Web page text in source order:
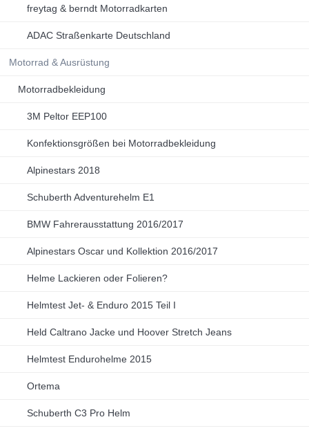
freytag & berndt Motorradkarten
ADAC Straßenkarte Deutschland
Motorrad & Ausrüstung
Motorradbekleidung
3M Peltor EEP100
Konfektionsgrößen bei Motorradbekleidung
Alpinestars 2018
Schuberth Adventurehelm E1
BMW Fahrerausstattung 2016/2017
Alpinestars Oscar und Kollektion 2016/2017
Helme Lackieren oder Folieren?
Helmtest Jet- & Enduro 2015 Teil I
Held Caltrano Jacke und Hoover Stretch Jeans
Helmtest Endurohelme 2015
Ortema
Schuberth C3 Pro Helm